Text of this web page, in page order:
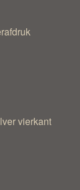
vierkant